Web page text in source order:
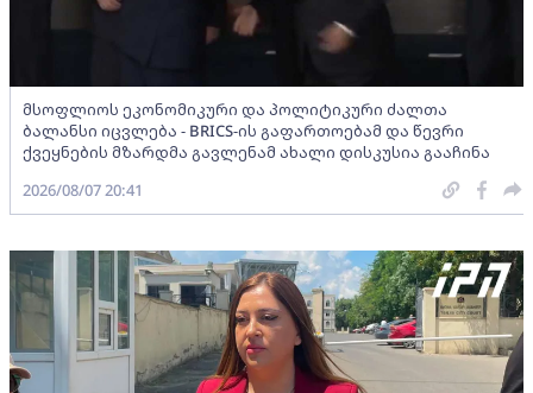
მსოფლიოს ეკონომიკური და პოლიტიკური ძალთა
ბალანსი იცვლება - BRICS-ის გაფართოებამ და წევრი
ქვეყნების მზარდმა გავლენამ ახალი დისკუსია გააჩინა
2026/08/07 20:41